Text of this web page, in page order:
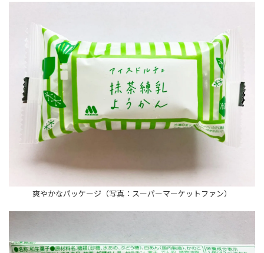
爽やかなパッケージ（写真：スーパーマーケットファン）